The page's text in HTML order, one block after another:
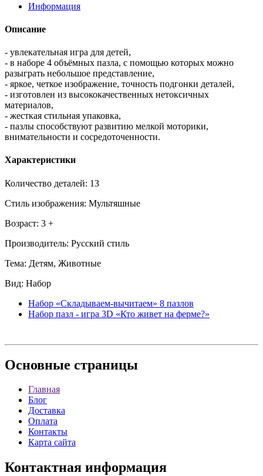
Информация
Описание
- увлекательная игра для детей,
- в наборе 4 объёмных пазла, с помощью которых можно
разыграть небольшое представление,
- яркое, четкое изображение, точность подгонки деталей,
- изготовлен из высококачественных нетоксичных
материалов,
- жесткая стильная упаковка,
- пазлы способствуют развитию мелкой моторики,
внимательности и сосредоточенности.
Характеристики
Количество деталей: 13
Стиль изображения: Мультяшные
Возраст: 3 +
Производитель: Русский стиль
Тема: Детям, Животные
Вид: Набор
Набор «Складываем-вычитаем» 8 пазлов
Набор пазл - игра 3D «Кто живет на ферме?»
Основные страницы
Главная
Блог
Доставка
Оплата
Контакты
Карта сайта
Контактная информация